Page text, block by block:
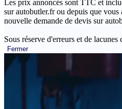
Les prix annoncés sont TTC et
sur autobutler.fr ou depuis que
nouvelle demande de devis sur
Sous réserve d'erreurs et de
Fermer